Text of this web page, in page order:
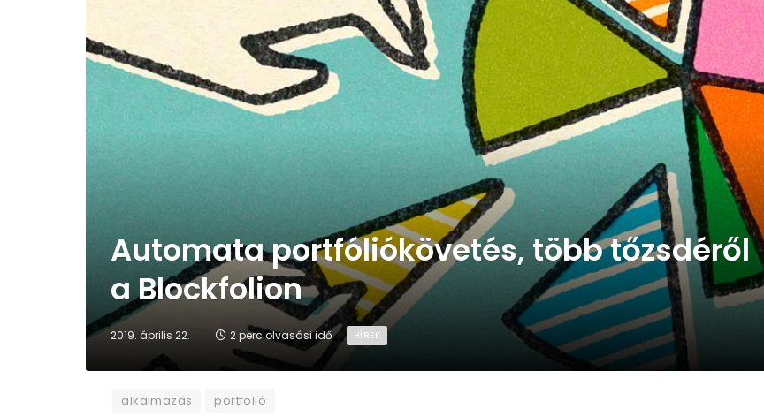
Automata portfóliókövetés, több tőzsdéről
a Blockfolion
2019. április 22. 2 perc olvasási idő HÍREK
alkalmazás portfolió